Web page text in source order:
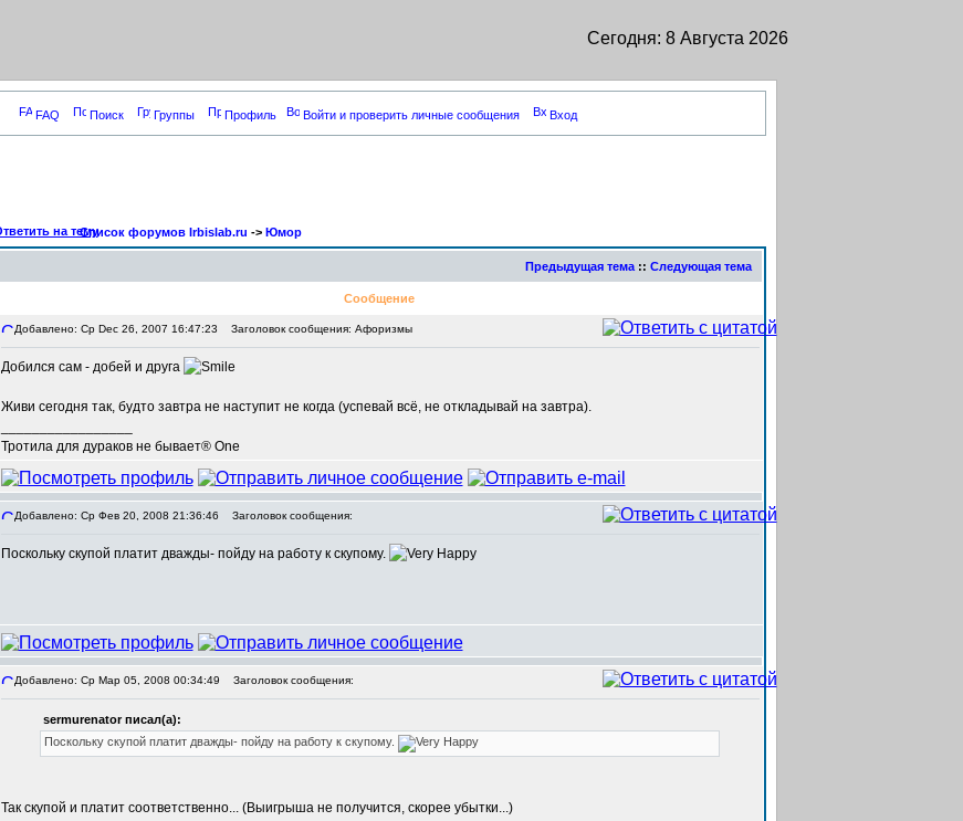
Сегодня: 8 Августа 2026
FAQ Поиск Группы Профиль Войти и проверить личные сообщения Вход
Список форумов Irbislab.ru -> Юмор
Предыдущая тема:: Следующая тема
Сообщение
Добавлено: Ср Dec 26, 2007 16:47:23 Заголовок сообщения: Афоризмы
Добился сам - добей и друга
Живи сегодня так, будто завтра не наступит не когда (успевай всё, не откладывай на завтра).
Тротила для дураков не бывает® One
Добавлено: Ср Фев 20, 2008 21:36:46 Заголовок сообщения:
Поскольку скупой платит дважды- пойду на работу к скупому.
Добавлено: Ср Мар 05, 2008 00:34:49 Заголовок сообщения:
sermurenator писал(а):
Поскольку скупой платит дважды- пойду на работу к скупому.
Так скупой и платит соответственно... (Выигрыша не получится, скорее убытки...)